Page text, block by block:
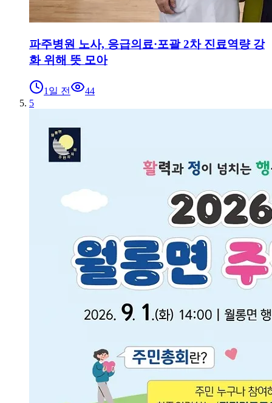
파주병원 노사, 응급의료·포괄 2차 진료역량 강
화 위해 뜻 모아
1일 전
44
5